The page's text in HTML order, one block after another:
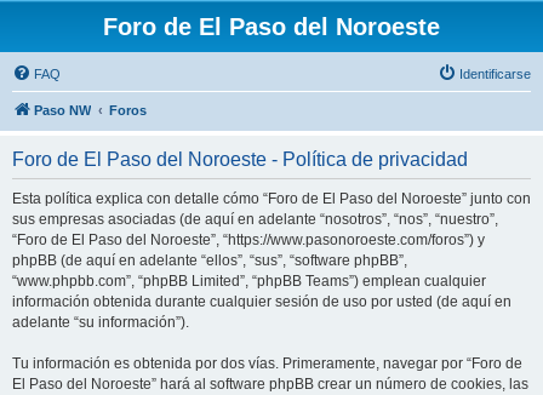
Foro de El Paso del Noroeste
FAQ Identificarse
Paso NW Foros
Foro de El Paso del Noroeste - Política de privacidad
Esta política explica con detalle cómo “Foro de El Paso del Noroeste” junto con
sus empresas asociadas (de aquí en adelante “nosotros”, “nos”, “nuestro”,
“Foro de El Paso del Noroeste”, “https://www.pasonoroeste.com/foros”) y
phpBB (de aquí en adelante “ellos”, “sus”, “software phpBB”,
“www.phpbb.com”, “phpBB Limited”, “phpBB Teams”) emplean cualquier
información obtenida durante cualquier sesión de uso por usted (de aquí en
adelante “su información”).
Tu información es obtenida por dos vías. Primeramente, navegar por “Foro de
El Paso del Noroeste” hará al software phpBB crear un número de cookies, las